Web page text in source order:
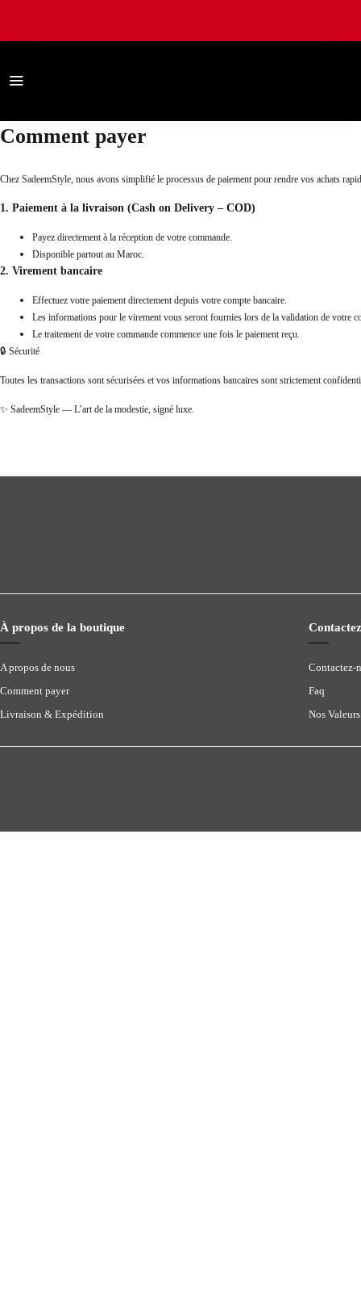
Comment payer
Chez SadeemStyle, nous avons simplifié le processus de paiement pour rendre vos achats
1. Paiement à la livraison (Cash on Delivery – COD)
Payez directement à la réception de votre commande.
Disponible partout au Maroc.
2. Virement bancaire
Effectuez votre paiement directement depuis votre compte bancaire.
Les informations pour le virement vous seront fournies lors de la validation de votre
Le traitement de votre commande commence une fois le paiement reçu.
🔒 Sécurité
Toutes les transactions sont sécurisées et vos informations bancaires sont strictement
✨ SadeemStyle — L’art de la modestie, signé luxe.
À propos de la boutique
A propos de nous
Comment payer
Livraison & Expédition
Contactez-
Faq
Nos Valeurs